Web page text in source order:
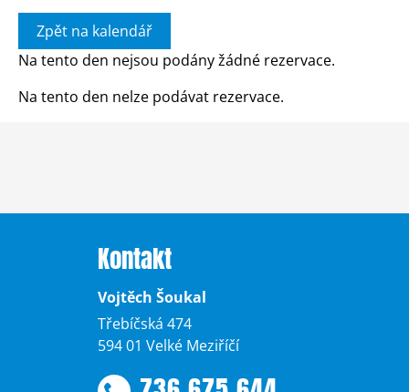
Zpět na kalendář
Na tento den nejsou podány žádné rezervace.
Na tento den nelze podávat rezervace.
Kontakt
Vojtěch Šoukal
Třebíčská 474
594 01 Velké Meziříčí